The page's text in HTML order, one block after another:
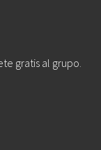
gratis al grupo.